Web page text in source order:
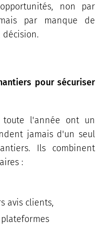
non par
par manque de
pour sécuriser
toute l'année ont un
jamais d'un seul
Ils combinent
:
avis clients,